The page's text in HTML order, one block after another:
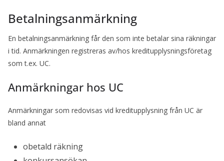
Betalningsanmärkning
En betalningsanmärkning får den som inte betalar sina räkningar
i tid. Anmärkningen registreras av/hos kreditupplysningsföretag
som t.ex. UC.
Anmärkningar hos UC
Anmärkningar som redovisas vid kreditupplysning från UC är
bland annat
obetald räkning